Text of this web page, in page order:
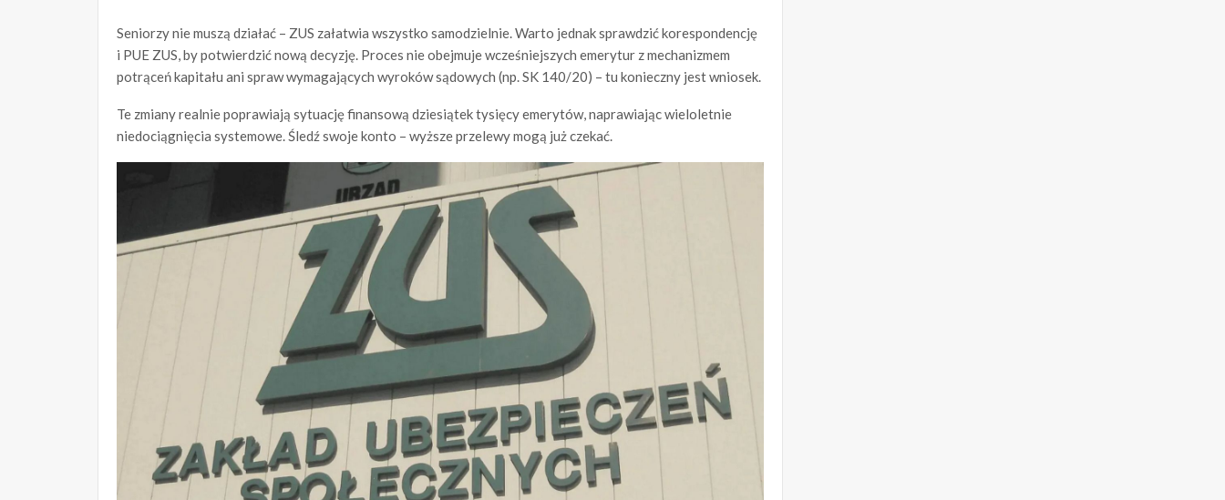
Seniorzy nie muszą działać – ZUS załatwia wszystko samodzielnie. Warto jednak sprawdzić korespondencję
i PUE ZUS, by potwierdzić nową decyzję. Proces nie obejmuje wcześniejszych emerytur z mechanizmem
potrąceń kapitału ani spraw wymagających wyroków sądowych (np. SK 140/20) – tu konieczny jest wniosek.
Te zmiany realnie poprawiają sytuację finansową dziesiątek tysięcy emerytów, naprawiając wieloletnie
niedociągnięcia systemowe. Śledź swoje konto – wyższe przelewy mogą już czekać.